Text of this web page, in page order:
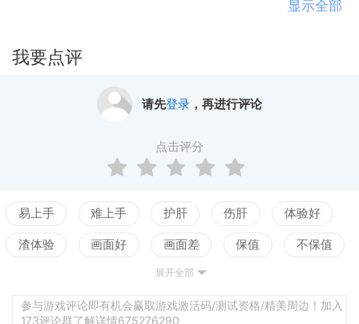
打出基于回合的战斗。 探索神奇和荒芜的土地寻找宝
物并击败强大的敌人。
显示全部
我要点评
请先登录，再进行评论
点击评分
易上手 难上手 护肝 伤肝 体验好
渣体验 画面好 画面差 保值 不保值
测试
展开全部
参与游戏评论即有机会赢取游戏激活码/测试资格/精美周边！加入
173评论群了解详情675276290